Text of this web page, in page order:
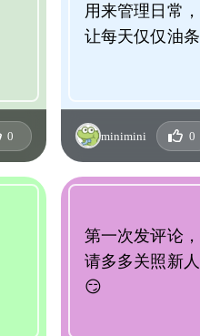
0
用来管理日常，
让每天仅仅油条
minimini 0
第一次发评论，
请多多关照新人
😏